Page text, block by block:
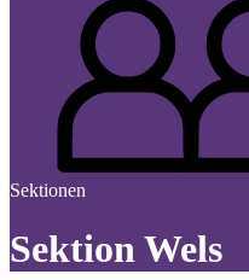
Sektionen
Sektion Wels